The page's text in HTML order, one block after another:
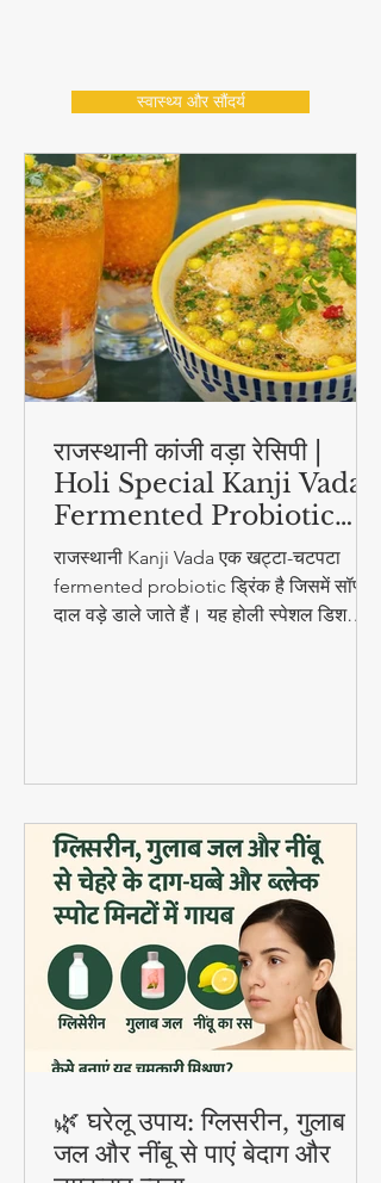
राजस्थानी कांजी वड़ा रेसिपी |
Holi Special Kanji Vada |
Fermented Probiotic
Drink
राजस्थानी Kanji Vada एक खट्टा-चटपटा
fermented probiotic ड्रिंक है जिसमें सॉफ्ट
🌿 घरेलू उपाय: ग्लिसरीन, गुलाब